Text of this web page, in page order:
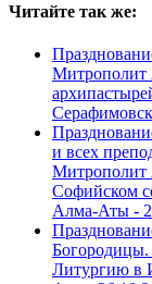
Читайте так же:
Митрополит
и всех
Митрополит
Софийском
Алма-Аты -
Литургию в